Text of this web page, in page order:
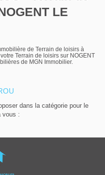
LE
de Terrain de loisirs à
Terrain de loisirs sur NOGENT
de MGN Immobilier.
dans la catégorie pour le
vous :